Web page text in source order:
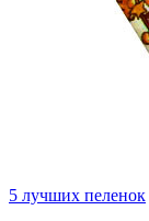
5 лучших пеленок